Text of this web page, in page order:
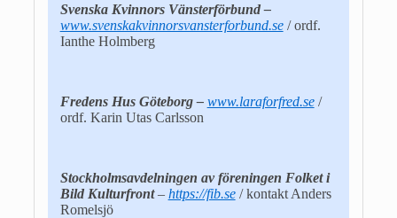
Svenska Kvinnors Vänsterförbund –
www.svenskakvinnorsvansterforbund.se/ ordf.
Ianthe Holmberg
Fredens Hus Göteborg – www.laraforfred.se/
ordf. Karin Utas Carlsson
Stockholmsavdelningen av föreningen Folket i
Bild Kulturfront– https://fib.se/ kontakt Anders
Romelsjö